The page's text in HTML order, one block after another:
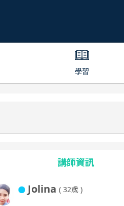
學習
講師資訊
Jolina ( 32歲 )